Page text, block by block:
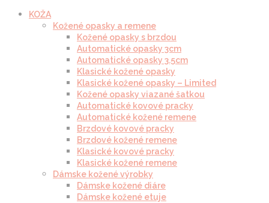
KOŽA
Kožené opasky a remene
Kožené opasky s brzdou
Automatické opasky 3cm
Automatické opasky 3.5cm
Klasické kožené opasky
Klasické kožené opasky – Limited
Kožené opasky viazané šatkou
Automatické kovové pracky
Automatické kožené remene
Brzdové kovové pracky
Brzdové kožené remene
Klasické kovové pracky
Klasické kožené remene
Dámske kožené výrobky
Dámske kožené diáre
Dámske kožené etuje